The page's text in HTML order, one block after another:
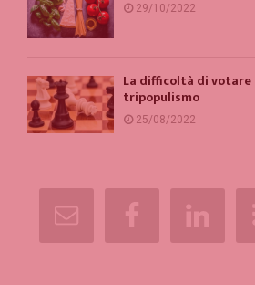
29/10/2022
La difficoltà di votare
tripopulismo
25/08/2022